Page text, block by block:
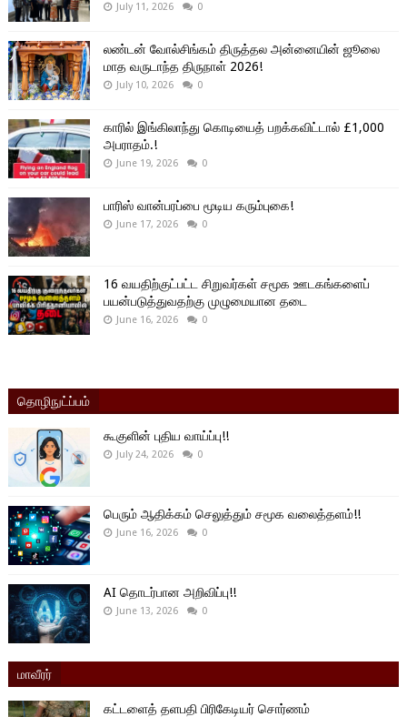
July 11, 2026 0
லண்டன் வோல்சிங்கம் திருத்தல அன்னையின் ஜூலை
மாத வருடாந்த திருநாள் 2026!
July 10, 2026 0
காரில் இங்கிலாந்து கொடியைத் பறக்கவிட்டால் £1,000
அபராதம்.!
June 19, 2026 0
பாரிஸ் வான்பரப்பை மூடிய கரும்புகை!
June 17, 2026 0
16 வயதிற்குட்பட்ட சிறுவர்கள் சமூக ஊடகங்களைப்
பயன்படுத்துவதற்கு முழுமையான தடை
June 16, 2026 0
தொழிநுட்ப்பம்
கூகுளின் புதிய வாய்ப்பு!!
July 24, 2026 0
பெரும் ஆதிக்கம் செலுத்தும் சமூக வலைத்தளம்!!
June 16, 2026 0
AI தொடர்பான அறிவிப்பு!!
June 13, 2026 0
மாவீரர்
கட்டளைத் தளபதி பிரிகேடியர் சொர்ணம்